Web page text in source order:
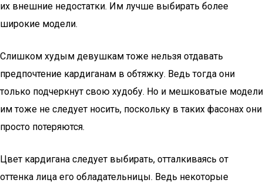
их внешние недостатки. Им лучше выбирать более
широкие модели.
Слишком худым девушкам тоже нельзя отдавать
предпочтение кардиганам в обтяжку. Ведь тогда они
только подчеркнут свою худобу. Но и мешковатые модели
им тоже не следует носить, поскольку в таких фасонах они
просто потеряются.
Цвет кардигана следует выбирать, отталкиваясь от
оттенка лица его обладательницы. Ведь некоторые